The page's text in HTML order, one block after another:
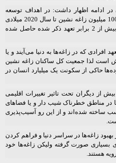
در ادامه اظهار داشت: در اهداف توسعه
هزاره تعهد کردیم تا در بهبود زندگی 100 میلیون زاغه نشین تا سال 2020 میلادی
اقدام نماییم و تا سال 2010 میلادی بیش از 2 برابر تعهد ذکر شده حاصل شده
که در زاغه‌ها به دنیا می‌آیند و یا
است لذا جمعیت کل ساکنان زاغه نشین
حاکی از سکونت یک میلیارد انسان در
از دیگران تحت تاثیر تغییرات اقلیمی
در مناطق خطرناک شیب دار و یا فضاهای
ساخته شده‌اند و از این رو آسیب‌پذیری
زاغه‌ها در سراسر دنیا و فراهم کردن
بسیاری صورت گرفته ولیکن زاغه‌ها خود
هستند.